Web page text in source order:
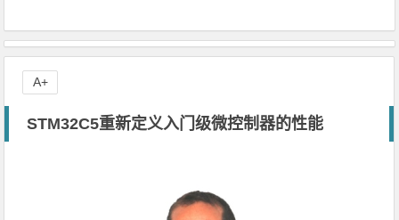
STM32C5重新定义入门级微控制器的性能
A+